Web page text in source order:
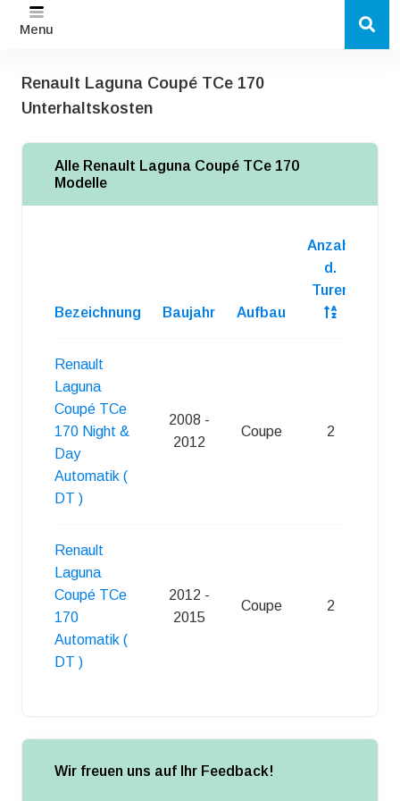
Menu
Renault Laguna Coupé TCe 170
Unterhaltskosten
Alle Renault Laguna Coupé TCe 170
Modelle
Bezeichnung Baujahr Aufbau
Anzahl
d.
Turen
Renault
Laguna
Coupé TCe
170 Night &
Day
Automatik (
DT )
2008 -
2012
Coupe 2
Renault
Laguna
Coupé TCe
170
Automatik (
DT )
2012 -
2015
Coupe 2
Wir freuen uns auf Ihr Feedback!